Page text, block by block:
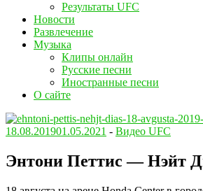
Результаты UFC
Новости
Развлечение
Музыка
Клипы онлайн
Русские песни
Иностранные песни
О сайте
18.08.201901.05.2021 - Видео UFC
Энтони Петтис — Нэйт